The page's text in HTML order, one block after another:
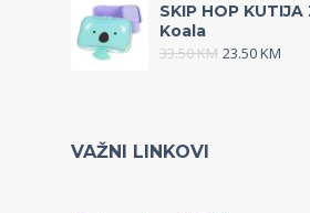
SKIP HOP KUTIJA
Koala
33.50KM 23.50KM
VAŽNI LINKOVI